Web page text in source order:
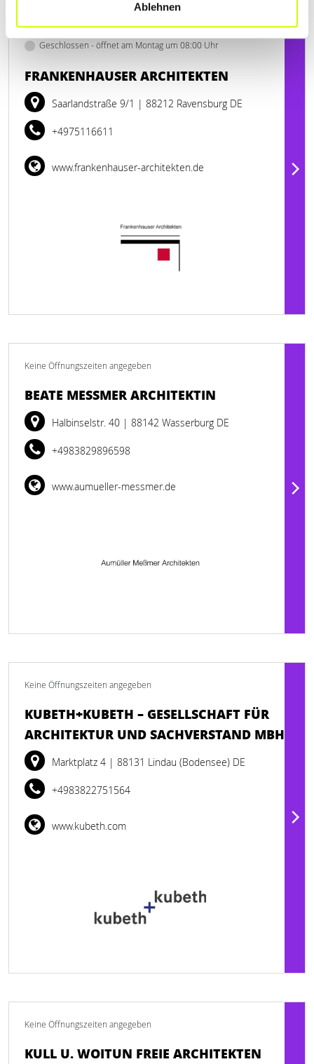
Ablehnen
Geschlossen - öffnet am Montag um 08:00 Uhr
FRANKENHAUSER ARCHITEKTEN
Saarlandstraße 9/1 | 88212 Ravensburg DE
+4975116611
www.frankenhauser-architekten.de
Keine Öffnungszeiten angegeben
BEATE MESSMER ARCHITEKTIN
Halbinselstr. 40 | 88142 Wasserburg DE
+4983829896598
www.aumueller-messmer.de
Keine Öffnungszeiten angegeben
KUBETH+KUBETH – GESELLSCHAFT FÜR
ARCHITEKTUR UND SACHVERSTAND MBH
Marktplatz 4 | 88131 Lindau (Bodensee) DE
+4983822751564
www.kubeth.com
Keine Öffnungszeiten angegeben
KULL U. WOITUN FREIE ARCHITEKTEN